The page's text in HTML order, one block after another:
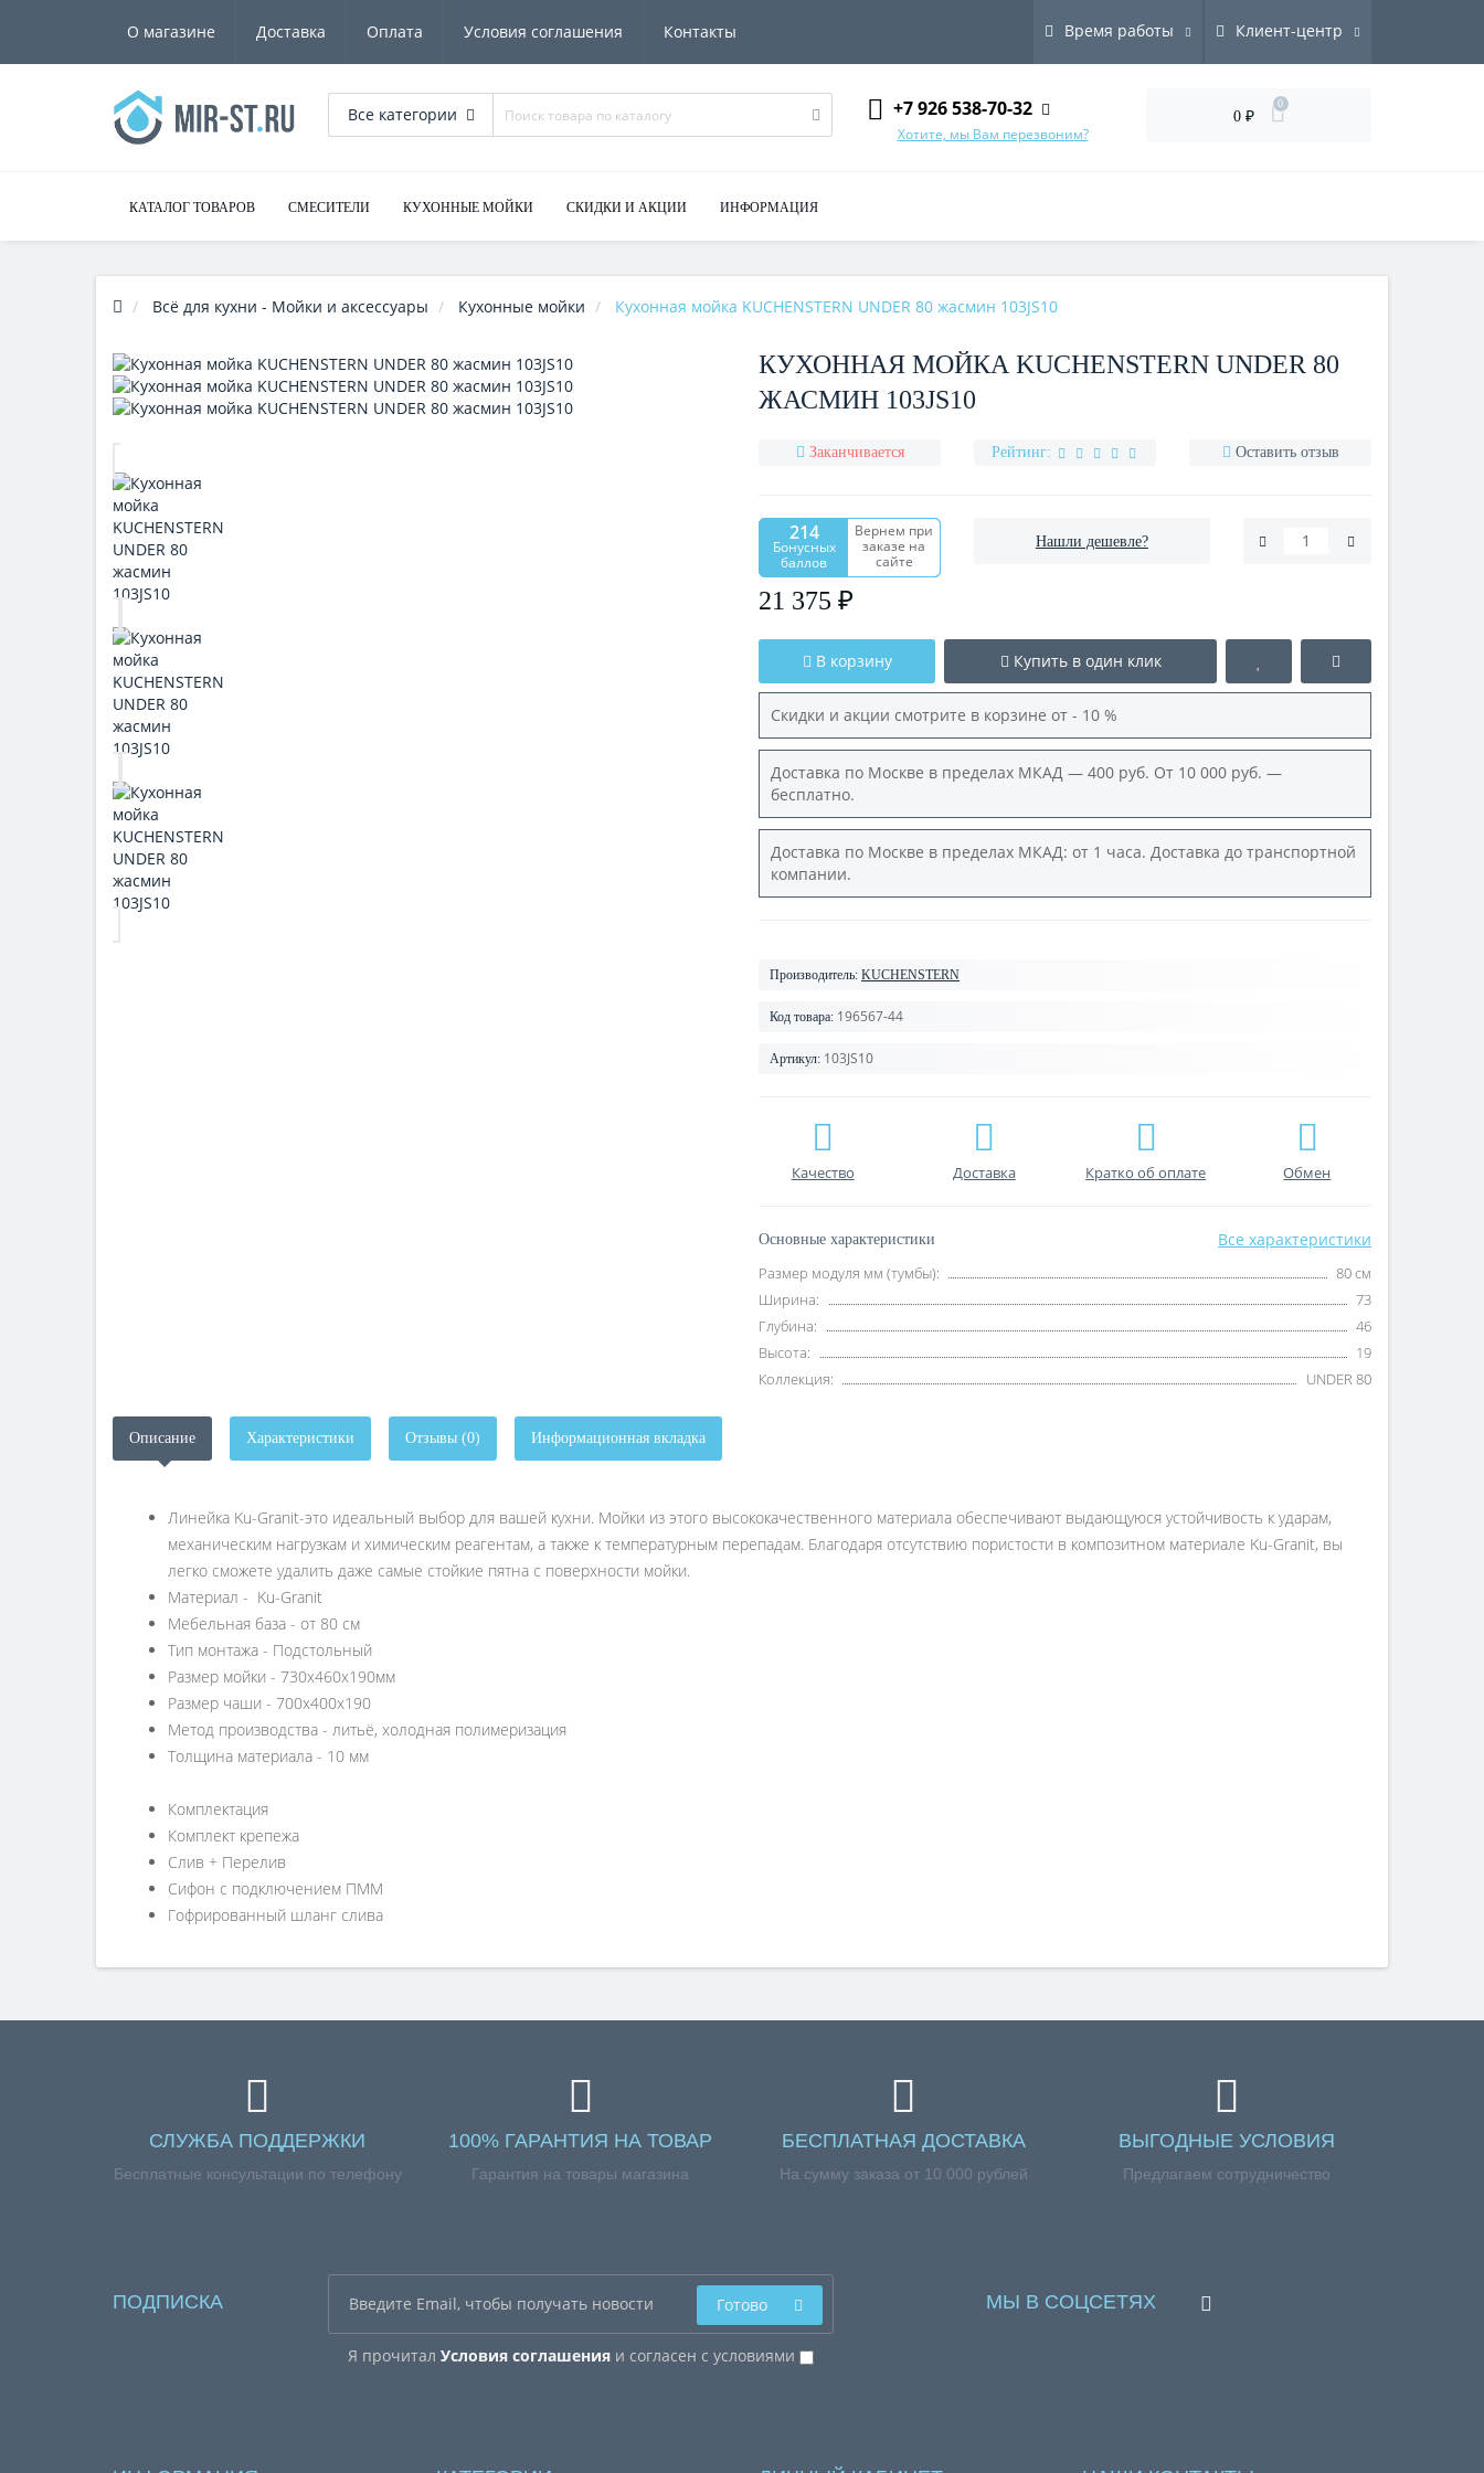
О магазине Доставка Оплата Условия соглашения Контакты Время работы Клиент-центр
Все категории +7 926 538-70-32
Хотите, мы Вам перезвоним?
0 ₽
0
КАТАЛОГ ТОВАРОВ СМЕСИТЕЛИ КУХОННЫЕ МОЙКИ СКИДКИ И АКЦИИ ИНФОРМАЦИЯ
Всё для кухни - Мойки и аксессуары Кухонные мойки Кухонная мойка KUCHENSTERN UNDER 80 жасмин 103JS10
КУХОННАЯ МОЙКА KUCHENSTERN UNDER 80
ЖАСМИН 103JS10
Заканчивается Рейтинг: Оставить отзыв
214
Бонусных
баллов
Вернем при
заказе на
сайте
21 375 ₽
Нашли дешевле?
В корзину Купить в один клик
Скидки и акции смотрите в корзине от - 10 %
Доставка по Москве в пределах МКАД — 400 руб. От 10 000 руб. —
бесплатно.
Доставка по Москве в пределах МКАД: от 1 часа. Доставка до транспортной
компании.
Производитель: KUCHENSTERN
Код товара: 196567-44
Артикул: 103JS10
Качество Доставка Кратко об оплате Обмен
Основные характеристики Все характеристики
Размер модуля мм (тумбы):
80 см
Ширина:
73
Глубина:
46
Высота:
19
Коллекция:
UNDER 80
Описание Характеристики Отзывы (0) Информационная вкладка
Линейка Ku-Granit-это идеальный выбор для вашей кухни. Мойки из этого высококачественного материала обеспечивают выдающуюся устойчивость к ударам,
механическим нагрузкам и химическим реагентам, а также к температурным перепадам. Благодаря отсутствию пористости в композитном материале Ku-Granit, вы
легко сможете удалить даже самые стойкие пятна с поверхности мойки.
Материал - Ku-Granit
Мебельная база - от 80 см
Тип монтажа - Подстольный
Размер мойки - 730х460х190мм
Размер чаши - 700х400х190
Метод производства - литьё, холодная полимеризация
Толщина материала - 10 мм
Комплектация
Комплект крепежа
Слив + Перелив
Сифон с подключением ПММ
Гофрированный шланг слива
СЛУЖБА ПОДДЕРЖКИ
Бесплатные консультации по телефону
100% ГАРАНТИЯ НА ТОВАР
Гарантия на товары магазина
БЕСПЛАТНАЯ ДОСТАВКА
На сумму заказа от 10 000 рублей
ВЫГОДНЫЕ УСЛОВИЯ
Предлагаем сотрудничество
ПОДПИСКА
Я прочитал Условия соглашенияи согласен с условиями
Готово МЫ В СОЦСЕТЯХ